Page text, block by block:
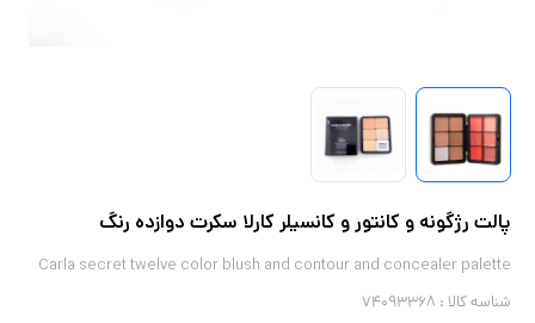
پالت رژگونه و کانتور و کانسیلر کارلا سکرت دوازده رنگ
Carla secret twelve color blush and contour and concealer palette
شناسه کالا : ۷۴۰۹۳۳۶۸